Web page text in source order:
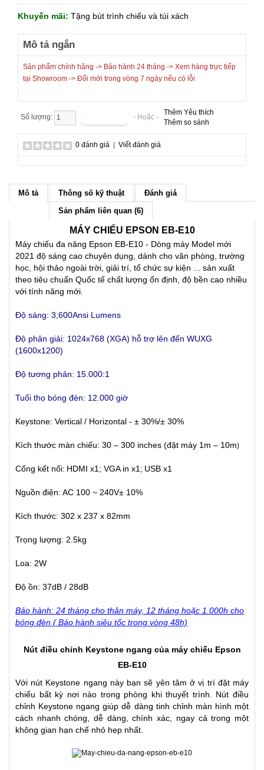
Khuyến mãi: Tặng bút trình chiếu và túi xách
Mô tả ngắn
Sản phẩm chính hãng -> Bảo hành 24 tháng -> Xem hàng trực tiếp
tại Showroom -> Đổi mới trong vòng 7 ngày nếu có lỗi
Số lượng: - Hoặc -
Thêm Yêu thích
Thêm so sánh
0 đánh giá Viết đánh giá
Mô tả Thông số kỹ thuật
Đánh giá
Sản phẩm liên quan (6)
MÁY CHIẾU EPSON EB-E10
Máy chiếu đa năng Epson EB-E10 - Dòng máy Model mới
2021 độ sáng cao chuyên dụng, dành cho văn phòng, trường
học, hội thảo ngoài trời, giải trí, tổ chức sự kiện ... sản xuất
theo tiêu chuẩn Quốc tế chất lượng ổn định, độ bền cao nhiều
với tính năng mới.
Độ sáng: 3,600Ansi Lumens
Độ phân giải: 1024x768 (XGA) hỗ trợ lên đến WUXG
(1600x1200)
Độ tương phản: 15.000:1
Tuổi thọ bóng đèn: 12.000 giờ
Keystone: Vertical / Horizontal - ± 30%/± 30%
Kích thước màn chiếu: 30 – 300 inches (đặt máy 1m – 10m)
Cổng kết nối: HDMI x1; VGA in x1; USB x1
Nguồn điện: AC 100 ~ 240V± 10%
Kích thước: 302 x 237 x 82mm
Trọng lượng: 2.5kg
Loa: 2W
Độ ồn: 37dB / 28dB
Bảo hành: 24 tháng cho thân máy, 12 tháng hoặc 1.000h cho
bóng đèn ( Bảo hành siêu tốc trong vòng 48h)
Nút điều chỉnh Keystone ngang của máy chiếu Epson
EB-E10
Với nút Keystone ngang này bạn sẽ yên tâm ở vị trí đặt máy
chiếu bất kỳ nơi nào trong phòng khi thuyết trình. Nút điều
chỉnh Keystone ngang giúp dễ dàng tinh chỉnh màn hình một
cách nhanh chóng, dễ dàng, chính xác, ngay cả trong một
không gian hạn chế nhỏ hẹp nhất.